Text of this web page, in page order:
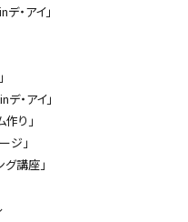
・アイ」
・アイ」
り」
ジ」
講座」